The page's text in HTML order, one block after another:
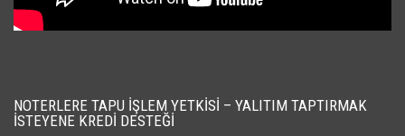
NOTERLERE TAPU İŞLEM YETKISI – YALITIM TAPTIRMAK
İSTEYENE KREDI DESTEĞI